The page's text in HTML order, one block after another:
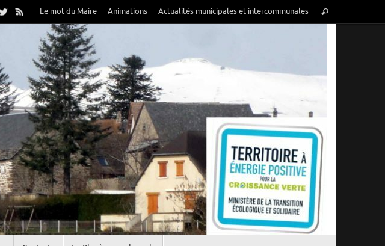
Le mot du Maire Animations Actualités municipales et intercommunales